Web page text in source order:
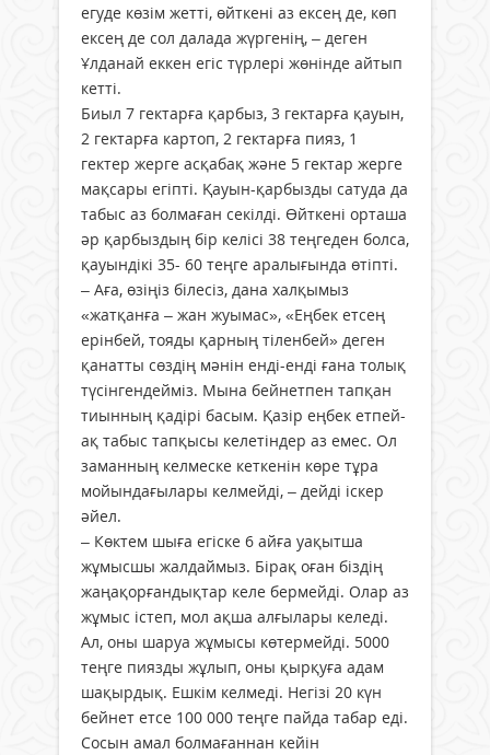
егуде көзім жетті, өйткені аз ексең де, көп
ексең де сол далада жүргенің, – деген
Ұлданай еккен егіс түрлері жөнінде айтып
кетті.
Биыл 7 гектарға қарбыз, 3 гектарға қауын,
2 гектарға картоп, 2 гектарға пияз, 1
гектер жерге асқабақ және 5 гектар жерге
мақсары егіпті. Қауын-қарбызды сатуда да
табыс аз болмаған секілді. Өйткені орташа
әр қарбыздың бір келісі 38 теңгеден болса,
қауындікі 35- 60 теңге аралығында өтіпті.
– Аға, өзіңіз білесіз, дана халқымыз
«жатқанға – жан жуымас», «Еңбек етсең
ерінбей, тояды қарның тіленбей» деген
қанатты сөздің мәнін енді-енді ғана толық
түсінгендейміз. Мына бейнетпен тапқан
тиынның қадірі басым. Қазір еңбек етпей-
ақ табыс тапқысы келетіндер аз емес. Ол
заманның келмеске кеткенін көре тұра
мойындағылары келмейді, – дейді іскер
әйел.
– Көктем шыға егіске 6 айға уақытша
жұмысшы жалдаймыз. Бірақ оған біздің
жаңақорғандықтар келе бермейді. Олар аз
жұмыс істеп, мол ақша алғылары келеді.
Ал, оны шаруа жұмысы көтермейді. 5000
теңге пиязды жұлып, оны қырқуға адам
шақырдық. Ешкім келмеді. Негізі 20 күн
бейнет етсе 100 000 теңге пайда табар еді.
Сосын амал болмағаннан кейін